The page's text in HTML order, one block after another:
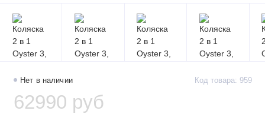
Нет в наличии Код товара: 959
62990 руб